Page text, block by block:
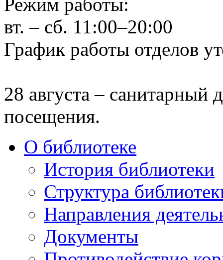
вт. – сб. 11:00–20:00
График работы отделов
28 августа – санитарный
посещения.
О библиотеке
История библиотеки
Структура
Направления
Документы